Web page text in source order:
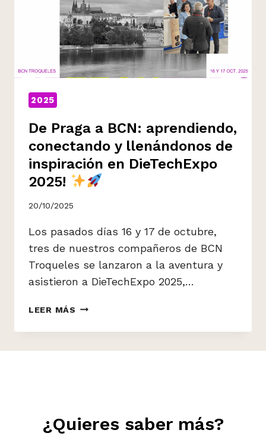
2025
De Praga a BCN: aprendiendo,
conectando y llenándonos de
inspiración en DieTechExpo
2025!
20/10/2025
Los pasados días 16 y 17 de octubre,
tres de nuestros compañeros de BCN
Troqueles se lanzaron a la aventura y
asistieron a DieTechExpo 2025,…
LEER MÁS DE
A
DE
INSPIRACIÓN
¿Quieres saber más?